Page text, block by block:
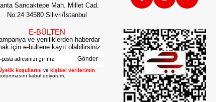
Sancaktepe Mah. Millet Cad.
No:24 34580 Silivri/İstanbul
E-BÜLTEN
ve yeniliklerden haberdar
için e-bültene kayıt olabilirsiniz.
Gönder
koşullarını vekişisel verilerimin
kabul ediyorum.